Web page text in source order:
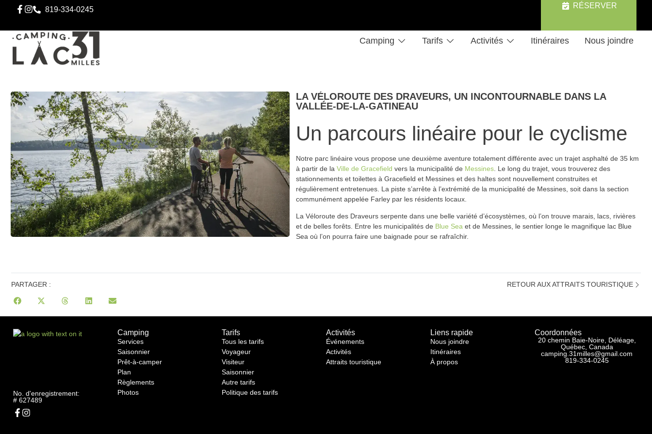
819-334-0245 RÉSERVER
Camping Tarifs Activités Itinéraires Nous joindre
LA VÉLOROUTE DES DRAVEURS, UN INCONTOURNABLE DANS LA
VALLÉE-DE-LA-GATINEAU
Un parcours linéaire pour le cyclisme
Notre parc linéaire vous propose une deuxième aventure totalement différente avec un trajet asphalté de 35 km
à partir de laVille de Gracefield vers la municipalité de Messines . Le long du trajet, vous trouverez des
stationnements et toilettes à Gracefield et Messines et des haltes sont nouvellement construites et
régulièrement entretenues. La piste s’arrête à l’extrémité de la municipalité de Messines, soit dans la section
communément appelée Farley par les résidents locaux.
La Véloroute des Draveurs serpente dans une belle variété d’écosystèmes, où l’on trouve marais, lacs, rivières
et de belles forêts. Entre les municipalités de Blue Sea et de Messines, le sentier longe le magnifique lac Blue
Sea où l’on pourra faire une baignade pour se rafraîchir.
PARTAGER : RETOUR AUX ATTRAITS TOURISTIQUE
No. d'enregistrement:
# 627489
Camping
Services
Saisonnier
Prêt-à-camper
Plan
Règlements
Photos
Tarifs
Tous les tarifs
Voyageur
Visiteur
Saisonnier
Autre tarifs
Politique des tarifs
Activités
Événements
Activités
Attraits touristique
Liens rapide
Nous joindre
Itinéraires
À propos
Coordonnées
20 chemin Baie-Noire, Déléage,
Québec, Canada
camping.31milles@gmail.com
819-334-0245